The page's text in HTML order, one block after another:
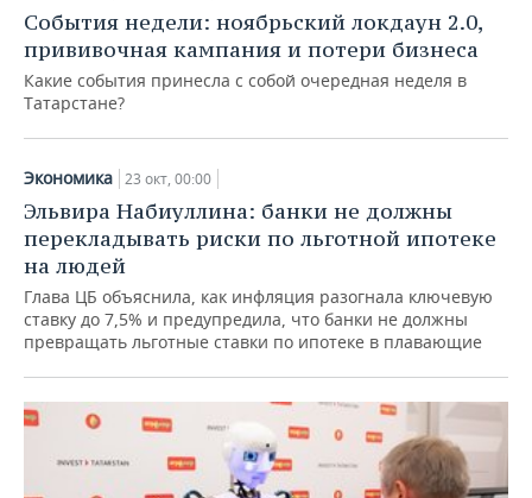
НЕФТЕХИМИЯ
НЕФТЬ
ОПК
ЭНЕРГЕТИКА
РОЗНИЧНАЯ ТОРГОВЛЯ
ТРАНСПОРТ
НОВОСТИ ТЕХНОЛОГИЙ
IT
ТЕЛЕКОММУНИКАЦИИ
МЕРОПРИЯТИЯ
НОВОСТИ МЕРОПРИЯТИЙ
БИЗНЕС-БРАНЧИ
ONLINE-КОНФЕРЕНЦИИ
ОТКРЫТАЯ ЛЕКЦИЯ
СПОРТ
ФУТБОЛ
ХОККЕЙ
БАСКЕТБОЛ
ВОЛЕЙБОЛ
КИБЕРСПОРТ
ФИГУРНОЕ КАТАНИЕ
НОВОСТИ ОБЩЕСТВА
ВЛАСТЬ
ИНФРАСТРУКТУРА
ИСТОРИЯ
КУЛЬТУРА
ФОТОГАЛЕРЕЯ
СЮЖЕТЫ
СПРАВОЧНИК
СПИСОК ПЕРСОН
СПИСОК КОМПАНИЙ
ПОЛНАЯ ВЕРСИЯ
События недели: ноябрьский локдаун 2.0,
прививочная кампания и потери бизнеса
Какие события принесла с собой очередная неделя в
Татарстане?
Экономика 23 окт, 00:00
Эльвира Набиуллина: банки не должны
перекладывать риски по льготной ипотеке
на людей
Глава ЦБ объяснила, как инфляция разогнала ключевую
ставку до 7,5% и предупредила, что банки не должны
превращать льготные ставки по ипотеке в плавающие